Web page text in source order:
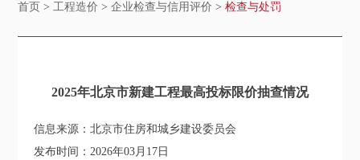
首页 >工程造价 >企业检查与信用评价 >检查与处罚
2025年北京市新建工程最高投标限价抽查情况
信息来源：北京市住房和城乡建设委员会
发布时间：2026年03月17日